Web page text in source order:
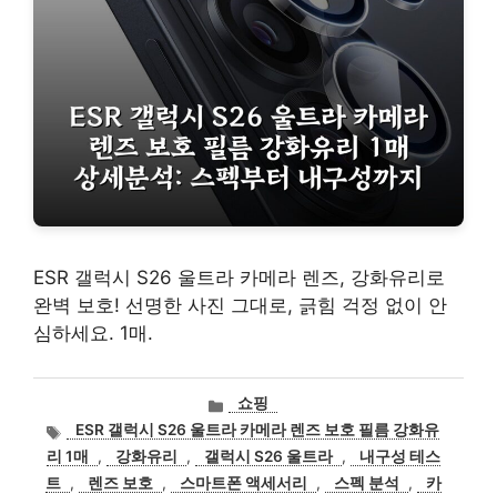
ESR 갤럭시 S26 울트라 카메라 렌즈, 강화유리로
완벽 보호! 선명한 사진 그대로, 긁힘 걱정 없이 안
심하세요. 1매.
카
테
고
리
쇼핑
태
그
ESR 갤럭시 S26 울트라 카메라 렌즈 보호 필름 강화유
리 1매
, 강화유리 , 갤럭시 S26 울트라 ,
내구성 테스
트 , 렌즈 보호 , 스마트폰 액세서리 , 스펙 분석 ,
카